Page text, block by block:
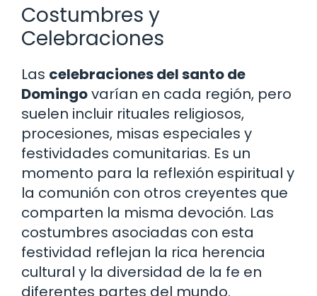
Costumbres y
Celebraciones
Las celebraciones del santo de
Domingovarían en cada región, pero
suelen incluir rituales religiosos,
procesiones, misas especiales y
festividades comunitarias. Es un
momento para la reflexión espiritual y
la comunión con otros creyentes que
comparten la misma devoción. Las
costumbres asociadas con esta
festividad reflejan la rica herencia
cultural y la diversidad de la fe en
diferentes partes del mundo.